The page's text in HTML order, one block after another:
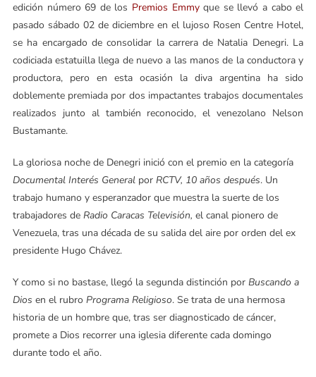
edición número 69 de los Premios Emmyque se llevó a cabo el
pasado sábado 02 de diciembre en el lujoso Rosen Centre Hotel,
se ha encargado de consolidar la carrera de Natalia Denegri. La
codiciada estatuilla llega de nuevo a las manos de la conductora y
productora, pero en esta ocasión la diva argentina ha sido
doblemente premiada por dos impactantes trabajos documentales
realizados junto al también reconocido, el venezolano Nelson
Bustamante.
La gloriosa noche de Denegri inició con el premio en la categoría
Documental Interés Generalpor RCTV, 10 años después. Un
trabajo humano y esperanzador que muestra la suerte de los
trabajadores deRadio Caracas Televisión, el canal pionero de
Venezuela, tras una década de su salida del aire por orden del ex
presidente Hugo Chávez.
Y como si no bastase, llegó la segunda distinción por Buscando a
Dios en el rubro Programa Religioso. Se trata de una hermosa
historia de un hombre que, tras ser diagnosticado de cáncer,
promete a Dios recorrer una iglesia diferente cada domingo
durante todo el año.